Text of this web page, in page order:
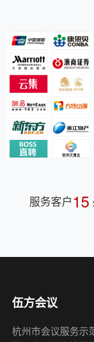
服务客户15
伍方会议
杭州市会议服务示